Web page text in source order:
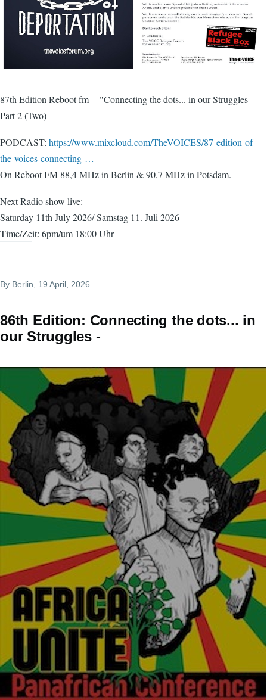
87th Edition Reboot fm - "Connecting the dots... in our Struggles –
Part 2 (Two)
PODCAST: https://www.mixcloud.com/TheVOICES/87-edition-of-
the-voices-connecting-…
On Reboot FM 88,4 MHz in Berlin & 90,7 MHz in Potsdam.
Next Radio show live:
Saturday 11th July 2026/ Samstag 11. Juli 2026
Time/Zeit: 6pm/um 18:00 Uhr
By Berlin, 19 April, 2026
86th Edition: Connecting the dots... in
our Struggles -